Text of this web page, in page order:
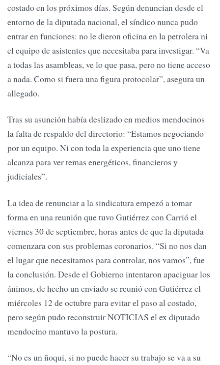
costado en los próximos días. Según denuncian desde el
entorno de la diputada nacional, el síndico nunca pudo
entrar en funciones: no le dieron oficina en la petrolera ni
el equipo de asistentes que necesitaba para investigar. “Va
a todas las asambleas, ve lo que pasa, pero no tiene acceso
a nada. Como si fuera una figura protocolar”, asegura un
allegado.
Tras su asunción había deslizado en medios mendocinos
la falta de respaldo del directorio: “Estamos negociando
por un equipo. Ni con toda la experiencia que uno tiene
alcanza para ver temas energéticos, financieros y
judiciales”.
La idea de renunciar a la sindicatura empezó a tomar
forma en una reunión que tuvo Gutiérrez con Carrió el
viernes 30 de septiembre, horas antes de que la diputada
comenzara con sus problemas coronarios. “Si no nos dan
el lugar que necesitamos para controlar, nos vamos”, fue
la conclusión. Desde el Gobierno intentaron apaciguar los
ánimos, de hecho un enviado se reunió con Gutiérrez el
miércoles 12 de octubre para evitar el paso al costado,
pero según pudo reconstruir NOTICIAS el ex diputado
mendocino mantuvo la postura.
“No es un ñoqui, si no puede hacer su trabajo se va a su